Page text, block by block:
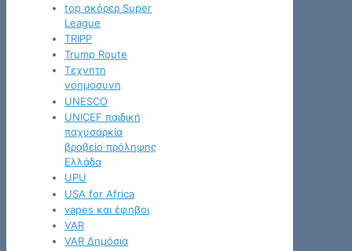
top σκόρερ Super
League
TRIPP
Trump Route
Tεχνητη
νοημοσυνη
UNESCO
UNICEF παιδική
παχυσαρκία
βραβείο πρόληψης
Ελλάδα
UPU
USA for Africa
vapes και έφηβοι
VAR
VAR Δημόσια